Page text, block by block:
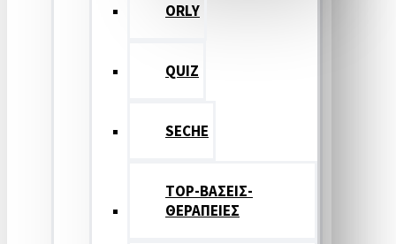
ORLY
QUIZ
SECHE
TOP-ΒΑΣΕΙΣ-
ΘΕΡΑΠΕΙΕΣ